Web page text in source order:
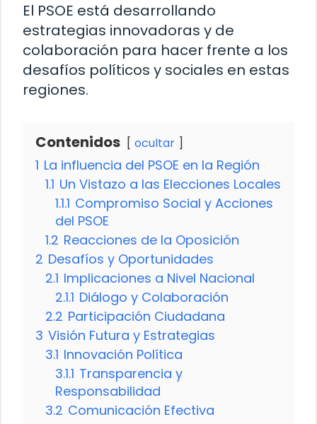
El PSOE está desarrollando
estrategias innovadoras y de
colaboración para hacer frente a los
desafíos políticos y sociales en estas
regiones.
Contenidos ocultar
1 La influencia del PSOE en la Región
1.1 Un Vistazo a las Elecciones Locales
1.1.1 Compromiso Social y Acciones
del PSOE
1.2 Reacciones de la Oposición
2 Desafíos y Oportunidades
2.1 Implicaciones a Nivel Nacional
2.1.1 Diálogo y Colaboración
2.2 Participación Ciudadana
3 Visión Futura y Estrategias
3.1 Innovación Política
3.1.1 Transparencia y
Responsabilidad
3.2 Comunicación Efectiva